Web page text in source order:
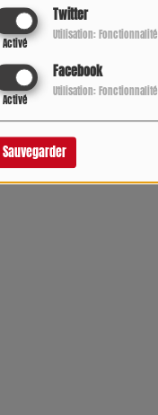
Twitter
Activé
Utilisation: Fonctionnalité
Facebook
Activé
Utilisation: Fonctionnalité
Sauvegarder